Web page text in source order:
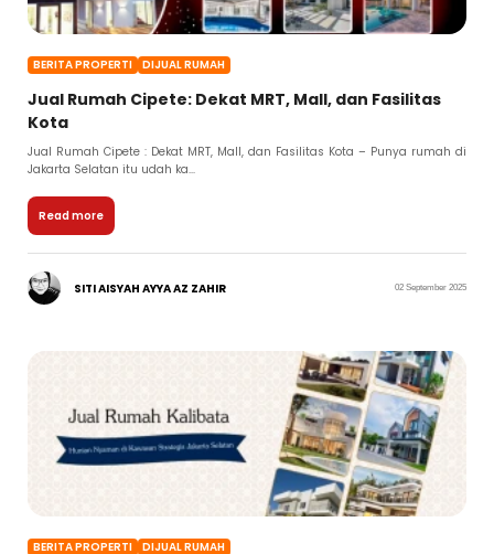
BERITA PROPERTI DIJUAL RUMAH
Jual Rumah Cipete: Dekat MRT, Mall, dan Fasilitas
Kota
Jual Rumah Cipete : Dekat MRT, Mall, dan Fasilitas Kota – Punya rumah di
Jakarta Selatan itu udah ka...
Read more
SITI AISYAH AYYA AZ ZAHIR 02 September 2025
BERITA PROPERTI DIJUAL RUMAH